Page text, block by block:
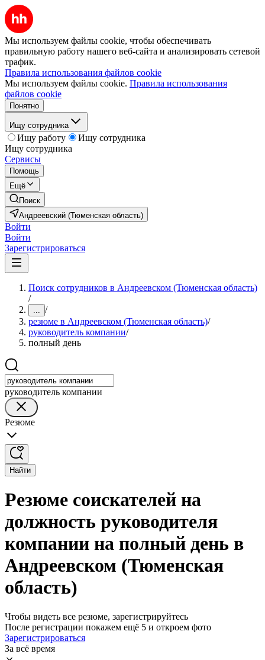
Мы используем файлы cookie, чтобы обеспечивать
правильную работу нашего веб-сайта и анализировать сетевой
трафик.
Правила использования файлов cookie
Мы используем файлы cookie. Правила использования
файлов cookie
Понятно
Ищу сотрудника
Ищу работу
Ищу сотрудника
Ищу сотрудника
Сервисы
Помощь
Ещё
Поиск
Андреевский (Тюменская область)
Войти
Войти
Зарегистрироваться
Поиск сотрудников в Андреевском (Тюменская область)
/
... /
резюме в Андреевском (Тюменская область)/
руководитель компании/
полный день
руководитель компании
Резюме
Найти
Резюме соискателей на
должность руководителя
компании на полный день в
Андреевском (Тюменская
область)
Чтобы видеть все резюме, зарегистрируйтесь
После регистрации покажем ещё 5 и откроем фото
Зарегистрироваться
За всё время